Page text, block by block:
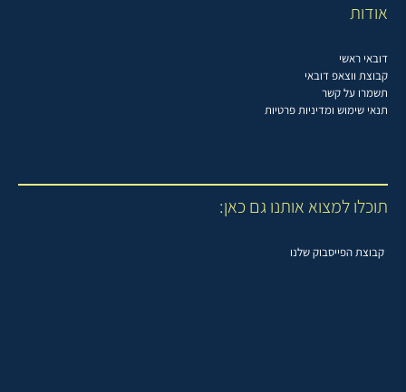
אודות
דובאי ראשי
קבוצת ווצאפ דובאי
תשמרו על קשר
תנאי שימוש ומדיניות פרטיות
תוכלו למצוא אותנו גם כאן:
קבוצת הפייסבוק שלנו